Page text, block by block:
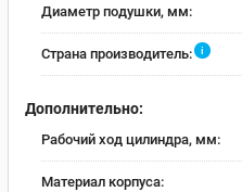
Диаметр подушки, мм:
Страна производитель: i
Дополнительно:
Рабочий ход цилиндра, мм:
Материал корпуса: